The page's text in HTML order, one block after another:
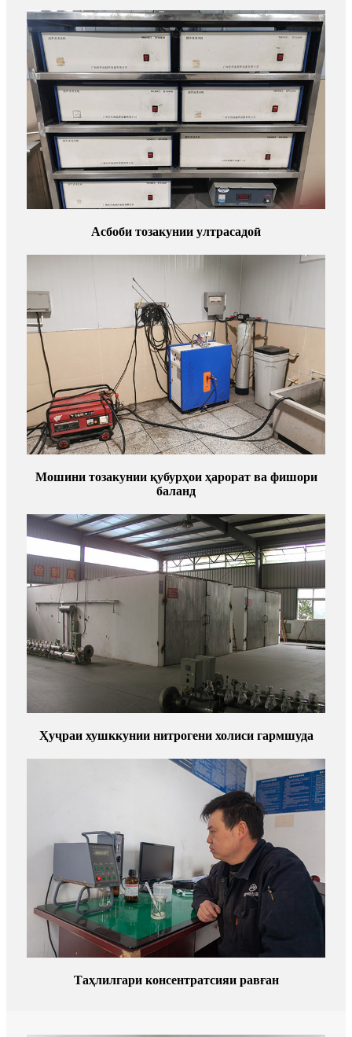
Асбоби тозакунии ултрасадоӣ
Мошини тозакунии қубурҳои ҳарорат ва фишори
баланд
Ҳуҷраи хушккунии нитрогени холиси гармшуда
Таҳлилгари консентратсияи равған